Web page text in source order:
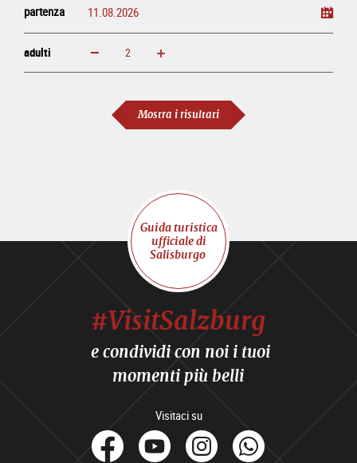
partenza
adulti ingrandisci diminuisci
Mostra i risultati
Guida turistica
ufficiale di
Salisburgo
#VisitSalzburg
e condividi con noi i tuoi
momenti più belli
Visitaci su
facebook
YoutubeInstagram